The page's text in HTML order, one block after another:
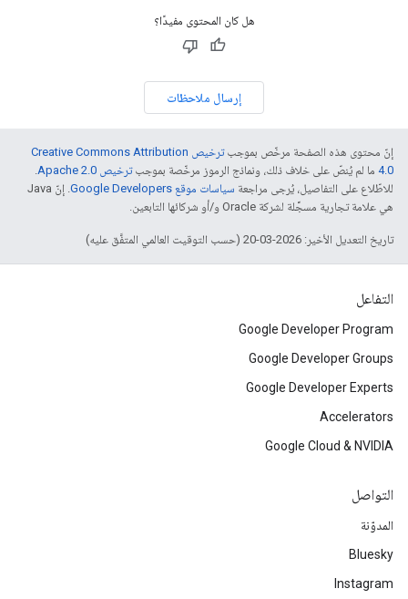
هل كان المحتوى مفيدًا؟
إرسال ملاحظات
إنّ محتوى هذه الصفحة مرخّص بموجب
ترخيص Creative Commons Attribution
4.0‏ ما لم يُنصّ على خلاف ذلك، ونماذج الرموز مرخّصة بموجبترخيص Apache 2.0‏
.
للاطّلاع على التفاصيل، يُرجى مراجعة سياسات موقع Google Developers‏
. إنّ Java
هي علامة تجارية مسجَّلة لشركة Oracle و/أو شركائها التابعين.
تاريخ التعديل الأخير: 2026-03-20 (حسب التوقيت العالمي المتفَّق عليه)
التفاعل
Google Developer Program
Google Developer Groups
Google Developer Experts
Accelerators
Google Cloud & NVIDIA
التواصل
المدوّنة
Bluesky
Instagram